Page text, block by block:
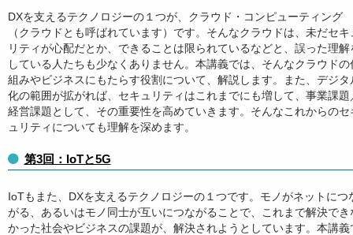
DXを支えるテクノロジーの１つが、クラウド・コンピューティング
（クラウドとも呼ばれています）です。そんなクラウドは、未だセキ
リティが心配だとか、できることは限られているなどと、誤った理解
している人たちも少なくありません。本講義では、そんなクラウドの
組みやビジネスにもたらす役割について、解説します。また、デジタ
化の範囲が拡がれば、セキュリティはこれまでにも増して、事業課題
経営課題として、その重要性を高めていきます。そんなこれからのセ
ュリティについても理解を深めます。
第3回：IoTと5G
IoTもまた、DXを支えるテクノロジーの１つです。モノがネットにつ
がる、あるいはモノ同士が互いにつながることで、これまで解決でき
かった社会やビジネスの課題が、解決されようとしています。本講義